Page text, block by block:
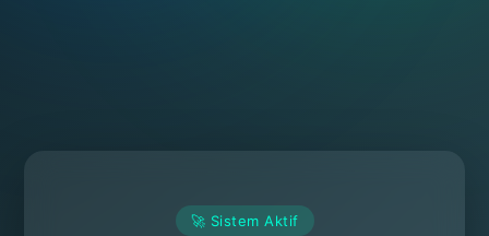
🚀 Sistem Aktif